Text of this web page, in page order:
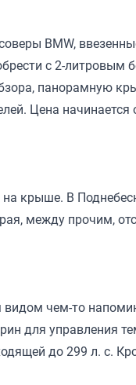
BMW,
с 2-литровым
панорамную
Цена начинается
крыше. В
между прочим,
чем-то
для управления
до 299 л. с.